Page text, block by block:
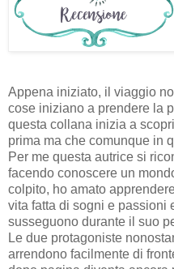
Appena iniziato, il viaggio
cose iniziano a prendere la
questa collana inizia a
prima ma che comunque in
Per me questa autrice si
facendo conoscere un
colpito, ho amato
vita fatta di sogni e passioni
susseguono durante il suo
Le due protagoniste
arrendono facilmente di